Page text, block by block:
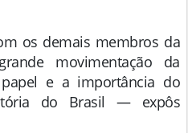
os demais membros da
movimentação da
e a importância do
do Brasil — expôs